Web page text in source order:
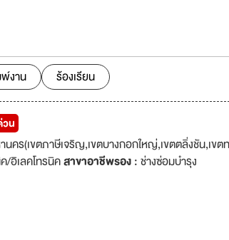
หลากหลาย มาตอบสนอง ให้กับความต้องการที่ลูกค้
บริษัท ออโต้ไพร์ม จำกัด ได้สั่งสมประสบการณ์ ใน
กับนวัตกรรมใหม่ๆ ในโลกยานยนต์ เรามุ่งมั่นพัฒนา
ขายให้กับลูกค้า ให้มีความพึงพอใจสูงสุด ปัจจุบันบริษัท ได้ขยายธุรกิจ ใช้ชื่อเป็นกลุ่ม AP GROUP
ประกอบด้วย 1. บริษัท ออโต้ไพร์ม จำกัด จำหน่ายย
ศูนย์บริการมาตรฐานครบวงจร 3. บริษัท เอพี ออโต้
งาน ร้องเรียน
น
นคร(เขตภาษีเจริญ,เขตบางกอกใหญ่,เขตตลิ่งชัน,เขต
/อิเลคโทรนิคสาขาอาชีพรอง :ช่างซ่อมบำรุง